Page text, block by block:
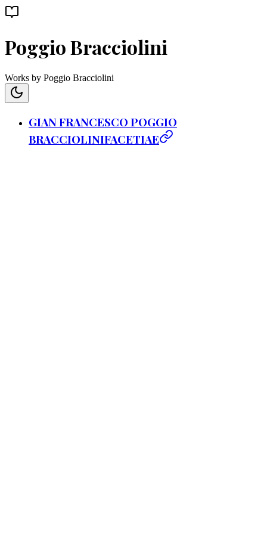
Poggio Bracciolini
Works by Poggio Bracciolini
GIAN FRANCESCO POGGIO
BRACCIOLINIFACETIAE